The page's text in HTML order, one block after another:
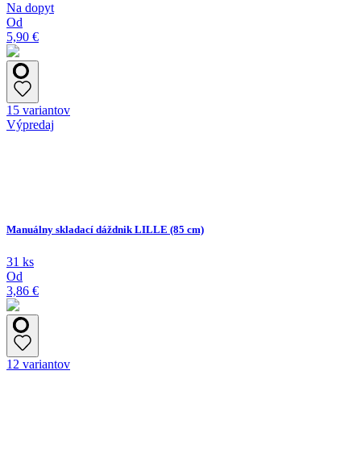
Na dopyt
Od
5,90 €
15 variantov
Výpredaj
Manuálny skladací dáždnik LILLE (85 cm)
31 ks
Od
3,86 €
12 variantov